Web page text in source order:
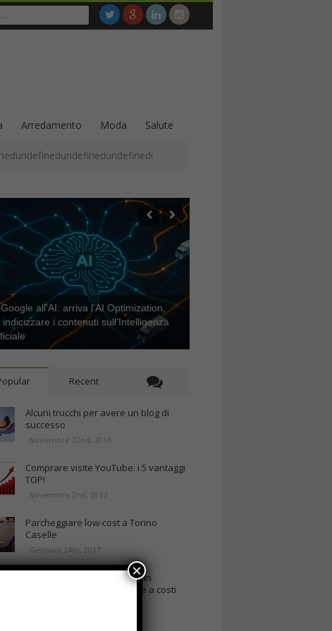
Arredamento Moda Salute
all’AI: arriva l’AI Optimization,
indicizzare i contenuti sull’Intelligenza
Recent
Alcuni trucchi per avere un blog di
successo
Novembre 22nd, 2016
Comprare visite YouTube: i 5 vantaggi
TOP!
Novembre 2nd, 2017
Parcheggiare low-cost a Torino
Caselle
Gennaio 24th, 2017
Consigli per intraprendere un
business on-line efficiente e a costi
×